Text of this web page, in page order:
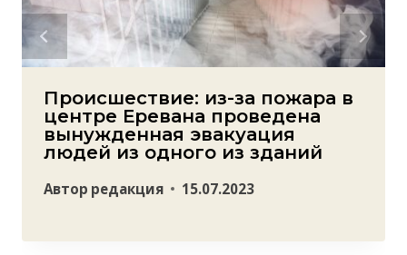
Происшествие: из-за пожара в
центре Еревана проведена
вынужденная эвакуация
людей из одного из зданий
Автор редакция 15.07.2023